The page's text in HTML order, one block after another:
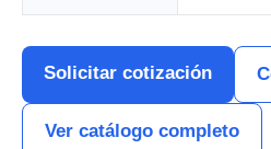
Solicitar cotización
Ver catálogo completo